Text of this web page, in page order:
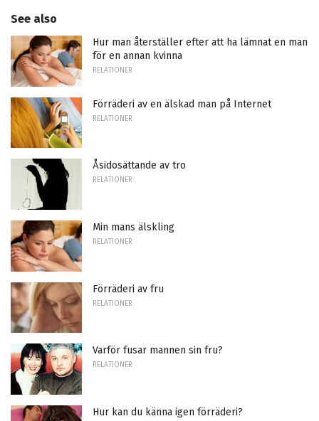
See also
Hur man återställer efter att ha lämnat en man
för en annan kvinna
RELATIONER
Förräderi av en älskad man på Internet
RELATIONER
Åsidosättande av tro
RELATIONER
Min mans älskling
RELATIONER
Förräderi av fru
RELATIONER
Varför fusar mannen sin fru?
RELATIONER
Hur kan du känna igen förräderi?